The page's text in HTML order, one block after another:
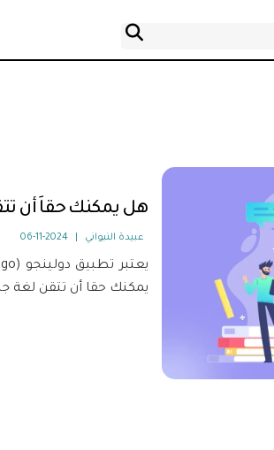
هل يمكنك حقاَ أن
عبيدة النبواني 2024-11-06
يمكنك حقا أن تتقن لغة